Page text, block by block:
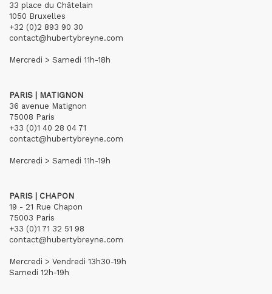
33 place du Châtelain
1050 Bruxelles
+32 (0)2 893 90 30
contact@hubertybreyne.com
Mercredi > Samedi 11h-18h
PARIS | MATIGNON
36 avenue Matignon
75008 Paris
+33 (0)1 40 28 04 71
contact@hubertybreyne.com
Mercredi > Samedi 11h-19h
PARIS | CHAPON
19 - 21 Rue Chapon
75003 Paris
+33 (0)1 71 32 51 98
contact@hubertybreyne.com
Mercredi > Vendredi 13h30-19h
Samedi 12h-19h